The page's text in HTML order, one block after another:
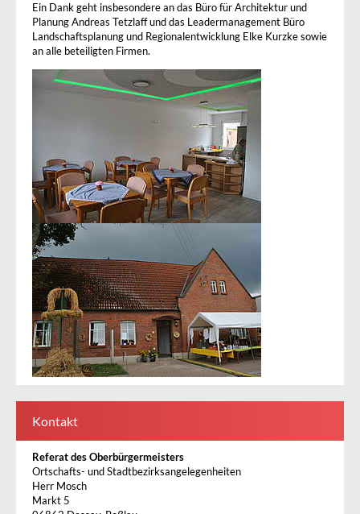
Ein Dank geht insbesondere an das Büro für Architektur und
Planung Andreas Tetzlaff und das Leadermanagement Büro
Landschaftsplanung und Regionalentwicklung Elke Kurzke sowie
an alle beteiligten Firmen.
Kontakt
Referat des Oberbürgermeisters
Ortschafts- und Stadtbezirksangelegenheiten
Herr Mosch
Markt 5